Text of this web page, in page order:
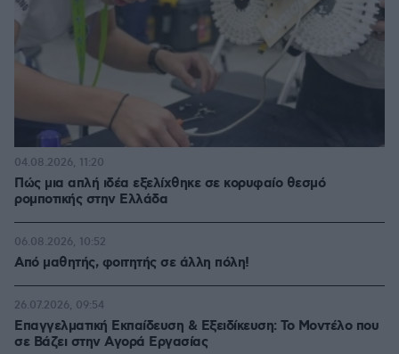
Πώς μια απλή ιδέα εξελίχθηκε σε κορυφαίο θεσμό
ρομποτικής στην Ελλάδα
04.08.2026, 11:20
Από μαθητής, φοιτητής σε άλλη πόλη!
06.08.2026, 10:52
Επαγγελματική Εκπαίδευση & Εξειδίκευση: Το Mοντέλο που
σε Bάζει στην Aγορά Eργασίας
26.07.2026, 09:54